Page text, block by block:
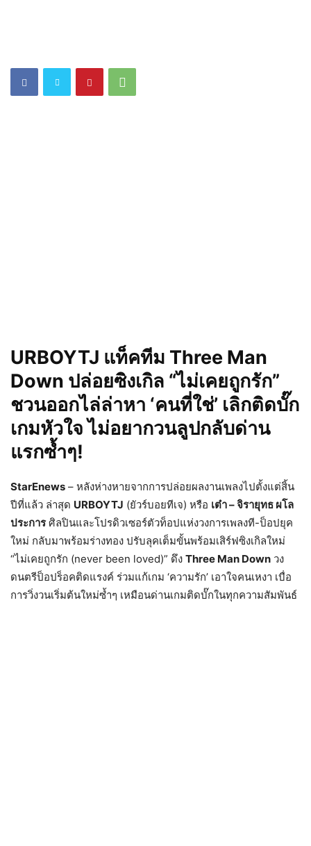
URBOYTJ แท็คทีม Three Man
Down ปล่อยซิงเกิล “ไม่เคยถูกรัก”
ชวนออกไล่ล่าหา ‘คนที่ใช่’ เลิกติดบั๊ก
เกมหัวใจ ไม่อยากวนลูปกลับด่าน
แรกซ้ำๆ!
StarEnews – หลังห่างหายจากการปล่อยผลงานเพลงไปตั้งแต่สิ้น
ปีที่แล้ว ล่าสุด URBOYTJ (ยัวร์บอยทีเจ) หรือ เต๋า – จิรายุทธ ผโล
ประการศิลปินและโปรดิวเซอร์ตัวท็อปแห่งวงการเพลงที-ป็อปยุค
ใหม่ กลับมาพร้อมร่างทอง ปรับลุคเต็มขั้นพร้อมเสิร์ฟซิงเกิลใหม่
“ไม่เคยถูกรัก (never been loved)” ดึง Three Man Down วง
ดนตรีป็อปร็อคติดแรงค์ ร่วมแก้เกม ‘ความรัก’ เอาใจคนเหงา เบื่อ
การวิ่งวนเริ่มต้นใหม่ซ้ำๆ เหมือนด่านเกมติดบั๊กในทุกความสัมพันธ์